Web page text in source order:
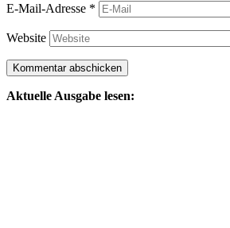
E-Mail-Adresse *
Website
Aktuelle Ausgabe lesen: